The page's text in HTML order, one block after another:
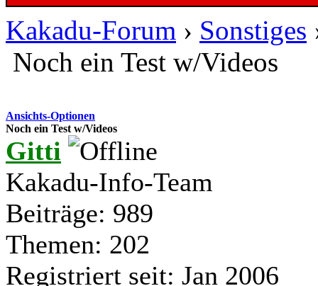
Kakadu-Forum › Sonstiges
Noch ein Test w/Videos
Ansichts-Optionen
Noch ein Test w/Videos
Gitti
Kakadu-Info-Team
Beiträge: 989
Themen: 202
Registriert seit: Jan 2006